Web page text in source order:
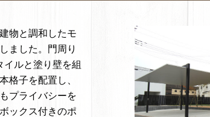
物と調和したモ
ました。門周り
イルと塗り壁を組
格子を配置し、
プライバシーを
ックス付きのポ